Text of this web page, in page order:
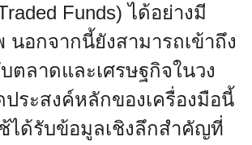
Funds) ได้อย่างมี
นอกจากนี้ยังสามารถเข้าถึง
ตลาดและเศรษฐกิจในวง
ประสงค์หลักของเครื่องมือนี้
ได้รับข้อมูลเชิงลึกสำคัญที่